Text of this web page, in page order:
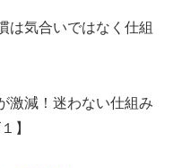
は気合いではなく仕組
激減！迷わない仕組み
】